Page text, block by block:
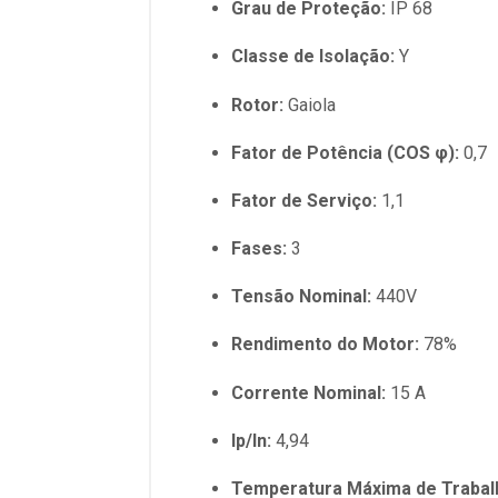
Grau de Proteção: IP 68
Classe de Isolação: Y
Rotor: Gaiola
Fator de Potência (COS φ): 0,7
Fator de Serviço: 1,1
Fases: 3
Tensão Nominal: 440V
Rendimento do Motor: 78%
Corrente Nominal: 15 A
Ip/In: 4,94
Temperatura Máxima de